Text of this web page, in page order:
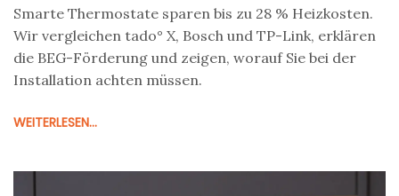
Smarte Thermostate sparen bis zu 28 % Heizkosten.
Wir vergleichen tado° X, Bosch und TP-Link, erklären
die BEG-Förderung und zeigen, worauf Sie bei der
Installation achten müssen.
WEITERLESEN...